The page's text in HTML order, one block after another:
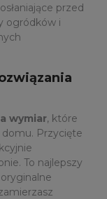
przed
ogródków i
wymiar, które
Przycięte
To najlepszy